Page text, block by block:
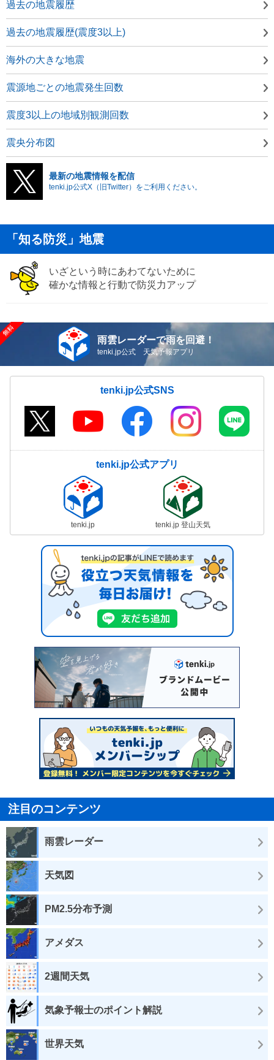
過去の地震履歴
過去の地震履歴(震度3以上)
海外の大きな地震
震源地ごとの地震発生回数
震度3以上の地域別観測回数
震央分布図
最新の地震情報を配信
tenki.jp公式X（旧Twitter）をご利用ください。
「知る防災」地震
いざという時にあわてないために
確かな情報と行動で防災力アップ
雨雲レーダーで雨を回避！
tenki.jp公式 天気予報アプリ
tenki.jp公式SNS
tenki.jp公式アプリ
tenki.jp tenki.jp 登山天気
注目のコンテンツ
雨雲レーダー
天気図
PM2.5分布予測
アメダス
2週間天気
気象予報士のポイント解説
世界天気